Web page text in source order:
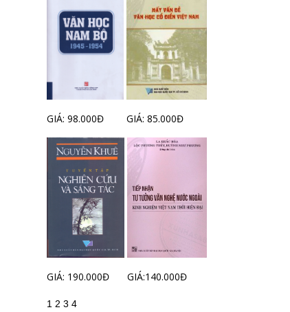
GIÁ: 98.000Đ GIÁ: 85.000Đ
GIÁ: 190.000Đ GIÁ:140.000Đ
1 2 3 4